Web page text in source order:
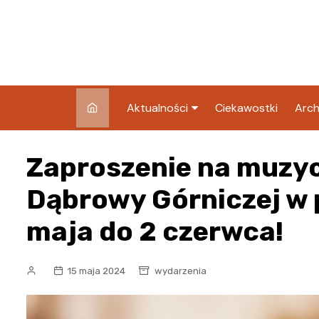
Aktualności
Blog
Ciekawostki
Zaproszenie na
Dąbrowy Górniczej w
maja do 2 czerwca!
15 maja 2024 wydarzenia